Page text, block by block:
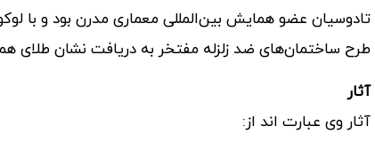
تادوسیان عضو همایش بین‌المللی معماری مدرن بود و با
طرح ساختمان‌های ضد زلزله مفتخر به دریافت نشان طلای
آثار
آثار وی عبارت اند از: